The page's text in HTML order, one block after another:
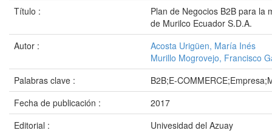
Título :
Plan de Negocios B2B para la
de Murilco Ecuador S.D.A.
Autor :
Acosta Urigüen, María Inés
Murillo Mogrovejo, Francisco
Palabras clave :
B2B;E-
Fecha de publicación :
2017
Editorial :
Univesidad del Azuay